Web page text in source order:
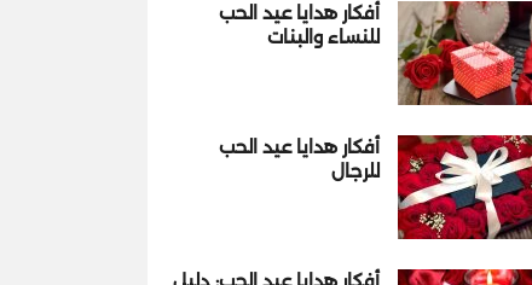
أفكار هدايا عيد الحب
للنساء والبنات
أفكار هدايا عيد الحب
للرجال